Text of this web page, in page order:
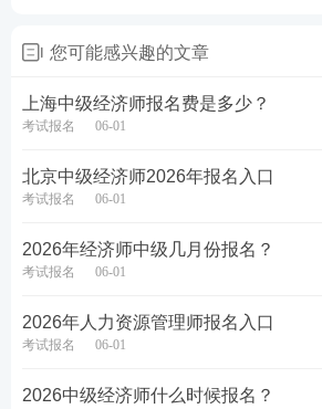
缺，稳步提升！【 进入下载APP刷题
您可能感兴趣的文章
上海中级经济师报名费是多少？
考试报名 06-01
北京中级经济师2026年报名入口
考试报名 06-01
2026年经济师中级几月份报名？
考试报名 06-01
2026年人力资源管理师报名入口
考试报名 06-01
2026中级经济师什么时候报名？